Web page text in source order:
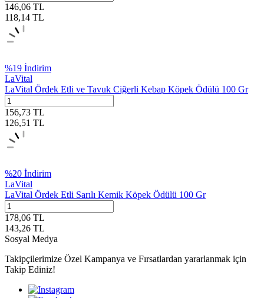
146,06 TL
118,14 TL
%19 İndirim
LaVital
LaVital Ördek Etli ve Tavuk Ciğerli Kebap Köpek Ödülü 100 Gr
156,73 TL
126,51 TL
%20 İndirim
LaVital
LaVital Ördek Etli Sarılı Kemik Köpek Ödülü 100 Gr
178,06 TL
143,26 TL
Sosyal Medya
Takipçilerimize Özel Kampanya ve Fırsatlardan yararlanmak için
Takip Ediniz!